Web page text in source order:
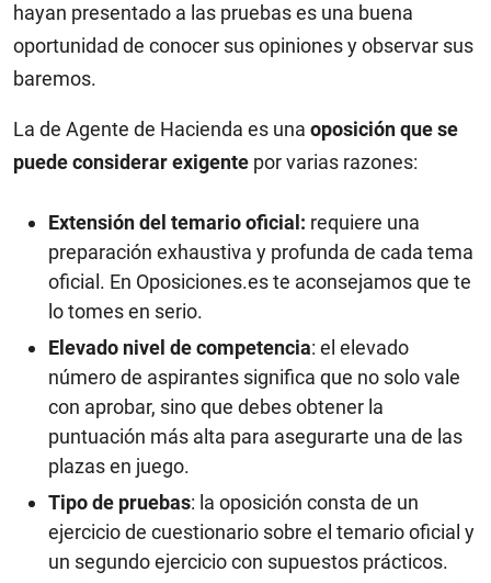
hayan presentado a las pruebas es una buena
oportunidad de conocer sus opiniones y observar sus
baremos.
La de Agente de Hacienda es una oposición que se
puede considerar exigente por varias razones:
Extensión del temario oficial: requiere una
preparación exhaustiva y profunda de cada tema
oficial. En Oposiciones.es te aconsejamos que te
lo tomes en serio.
Elevado nivel de competencia: el elevado
número de aspirantes significa que no solo vale
con aprobar, sino que debes obtener la
puntuación más alta para asegurarte una de las
plazas en juego.
Tipo de pruebas: la oposición consta de un
ejercicio de cuestionario sobre el temario oficial y
un segundo ejercicio con supuestos prácticos.